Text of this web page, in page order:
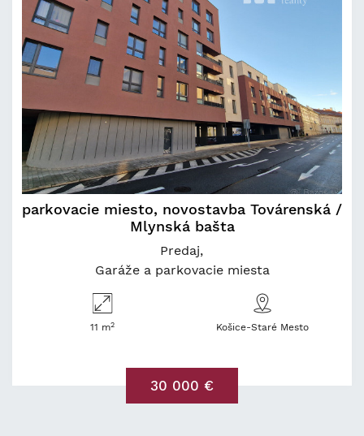
parkovacie miesto, novostavba Továrenská /
Mlynská bašta
Predaj
Garáže a parkovacie miesta
11 m2 Košice-Staré Mesto
30 000 €